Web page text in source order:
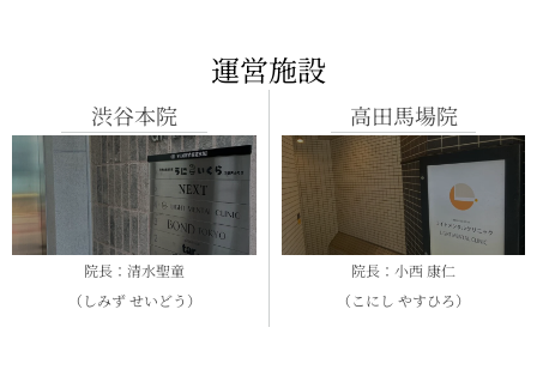
運営施設
院長：清水聖童
（しみず せいどう）
渋谷本院 高田馬場院
院長：小西 康仁
（こにし やすひろ）